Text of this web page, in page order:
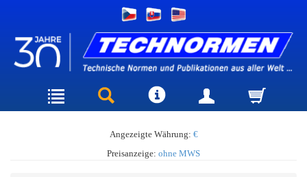
Angezeigte Währung: €
Preisanzeige: ohne MWS